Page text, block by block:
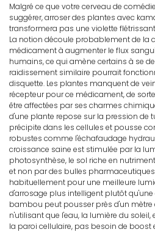
Malgré ce que votre cerveau de
suggérer, arroser des plantes avec
transformera pas une violette
La notion découle probablement de la
médicament à augmenter le flux
humains, ce qui amène certains à se
raidissement similaire pourrait
disquette. Les plantes manquent de
récepteur pour ce médicament, de
être affectées par ses charmes
d'une plante repose sur la pression de
précipite dans les cellules et pousse
robustes comme l'échafaudage
croissance saine est stimulée par la
photosynthèse, le sol riche en
et non par des bulles
habituellement pour une meilleure
d'arrosage plus intelligent plutôt qu'une
bambou peut pousser près d'un mètre
n'utilisant que l'eau, la lumière du
la paroi cellulaire, pas besoin de boost